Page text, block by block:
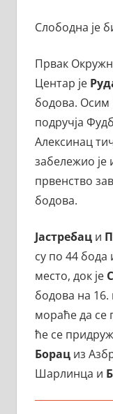
Слободна је
Првак
Центар је
бодова. Осим
подручја
Алексинац
забележио је
првенство
бодова.
Јастребаци
су по 44 бода
место, док је
бодова на 16.
мораће да се
ће се
Борациз
Шарлинца и